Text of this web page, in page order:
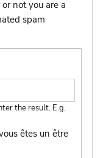
not you are a
spam
the result. E.g.
êtes un être